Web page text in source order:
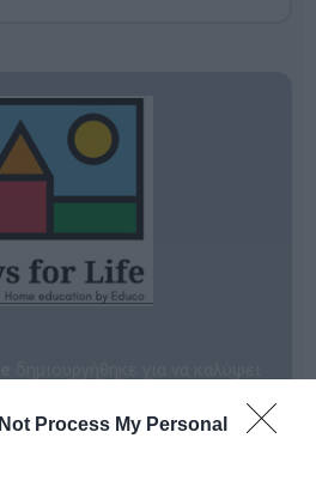
Process My Personal
μέσα στο οικογενειακό
σε στενή συνεργασία με
της